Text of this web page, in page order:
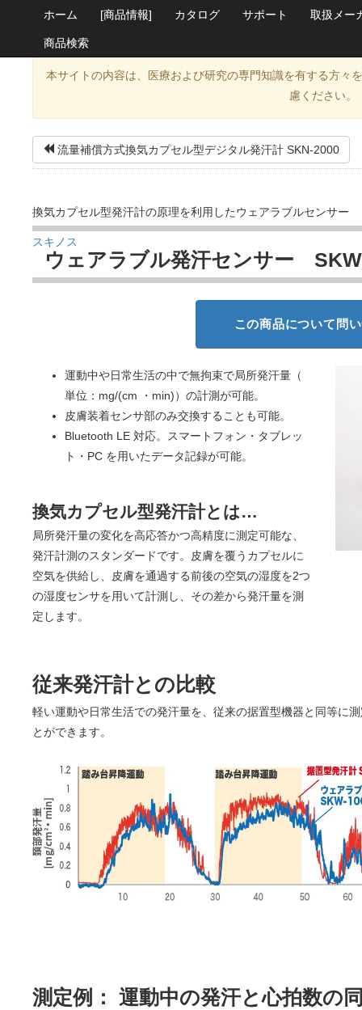
ホーム [商品情報] カタログ サポート 取扱メー
商品検索
本サイトの内容は、医療および研究の専門知識を有する方々
慮ください。
流量補償方式換気カプセル型デジタル発汗計 SKN-2000
換気カプセル型発汗計の原理を利用したウェアラブルセンサー
スキノス
ウェアラブル発汗センサー
この商品について問
運動中や日常生活の中で無拘束で局所発汗量（
単位：mg/(cm ・min)）の計測が可能。
皮膚装着センサ部のみ交換することも可能。
Bluetooth LE 対応。スマートフォン・タブレッ
ト・PC を用いたデータ記録が可能。
換気カプセル型発汗計とは…
局所発汗量の変化を高応答かつ高精度に測定可能な、
発汗計測のスタンダードです。皮膚を覆うカプセルに
空気を供給し、皮膚を通過する前後の空気の湿度を2つ
の湿度センサを用いて計測し、その差から発汗量を測
定します。
従来発汗計との比較
軽い運動や日常生活での発汗量を、従来の据置型機器と同等に
とができます。
測定例： 運動中の発汗と心拍数の